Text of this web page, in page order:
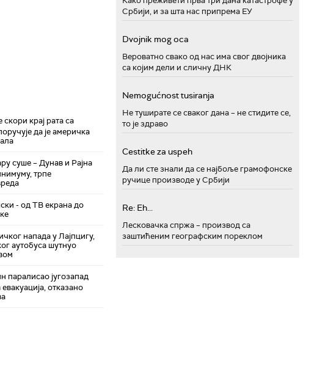
крај рата са
да је америчка
суше – Дунав и Рајна
трпе
- од ТВ екрана до
напада у Лајпцигу,
аутобуса шутнуо
паралисао југозапад
отказано
Србији, и за шта нас припрема ЕУ
Dvojnik mog oca
Вероватно свако од нас има свог двојника
са којим дели и сличну ДНК
Nemogućnost tusiranja
Не туширате се сваког дана – не стидите се,
то је здраво
Cestitke za uspeh
Да ли сте знали да се најбоље грамофонске
ручице производе у Србији
Re: Eh...
Лесковачка спржа – производ са
заштићеним географским пореклом